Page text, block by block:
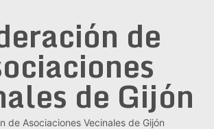
de
de Gijón
de Asociaciones Vecinales de Gijón